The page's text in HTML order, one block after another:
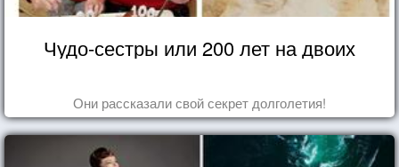
Чудо-сестры или 200 лет на двоих
Они рассказали свой секрет долголетия!